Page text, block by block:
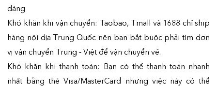
dàng
Khó khăn khi vận chuyển: Taobao, Tmall và 1688 chỉ ship
hàng nội địa Trung Quốc nên bạn bắt buộc phải tìm đơn
vị vận chuyển Trung - Việt để vận chuyển về.
Khó khăn khi thanh toán: Bạn có thể thanh toán nhanh
nhất bằng thẻ Visa/MasterCard nhưng việc này có thể